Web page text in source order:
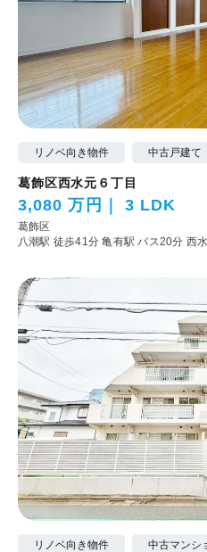
リノベ向き物件 中古戸建て
葛飾区西水元６丁目
3,080 万円 3 LDK
葛飾区
八潮駅 徒歩41分亀有駅 バス20分 西
リノベ向き物件 中古マンシ